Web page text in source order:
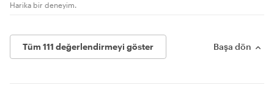
Harika bir deneyim.
Tüm 111 değerlendirmeyi göster Başa dön